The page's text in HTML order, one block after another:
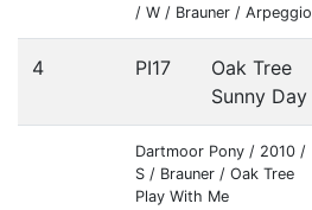
/ W / Brauner / Arpeggio
4 PI17
Oak Tree
Sunny Day
Dartmoor Pony / 2010 /
S / Brauner / Oak Tree
Play With Me